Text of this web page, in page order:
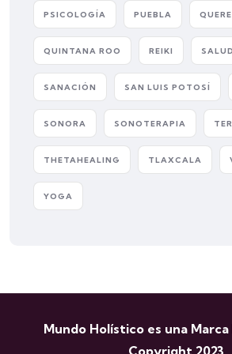
PSICOLOGÍA PUEBLA
QUINTANA ROO REIKI SALUD
SANACIÓN SAN LUIS POTOSÍ
SONORA SONOTERAPIA
THETAHEALING TLAXCALA
YOGA
Mundo Holístico es una